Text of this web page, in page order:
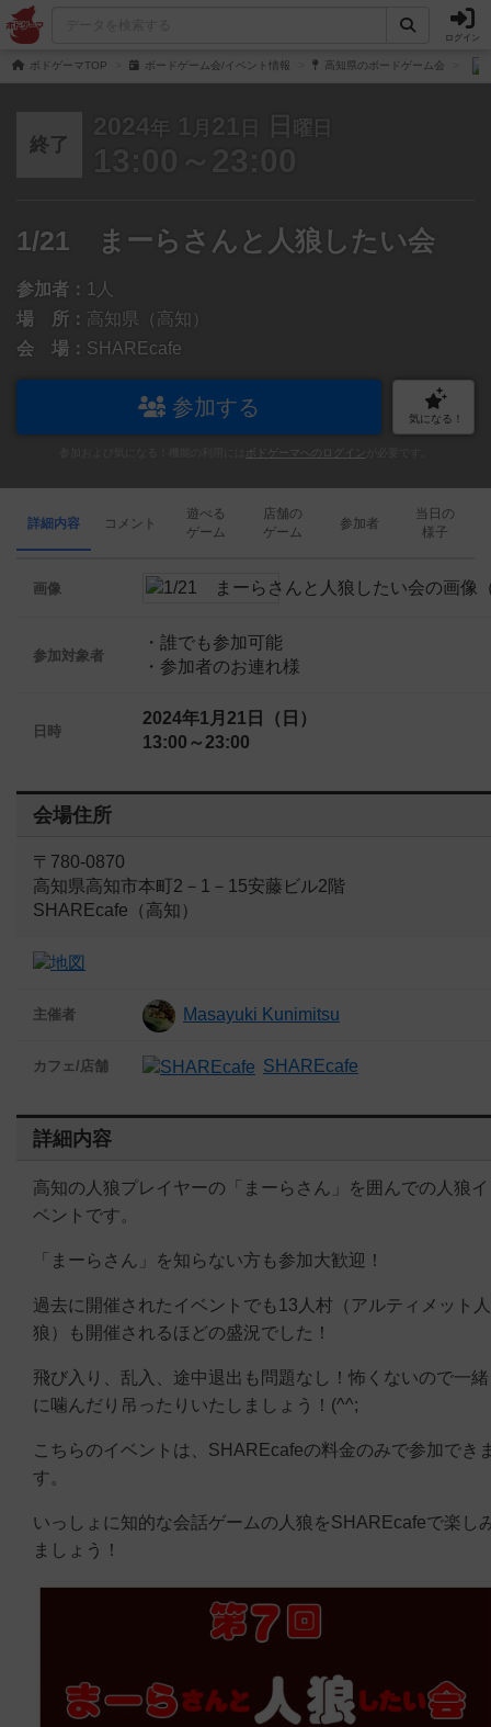
ログイン
ボドゲーマTOP ボードゲーム会/イベント情報 高知県のボードゲーム会
終了
2024年 1 月 21 日 日 曜日
13:00～23:00
1/21 まーらさんと人狼したい会
参加者： 1人
場 所： 高知県（高知）
会 場： SHAREcafe
参加する 気になる！
ボドゲーマへのログイン
詳細内容 コメント
遊べる
ゲーム
店舗の
ゲーム
参加者
当日の
様子
画像
参加対象者
・誰でも参加可能
・参加者のお連れ様
日時
2024年1月21日（日）
13:00～23:00
会場住所
〒780-0870
高知県高知市本町2－1－15安藤ビル2階
SHAREcafe（高知）
主催者 Masayuki Kunimitsu
カフェ/店舗 SHAREcafe
詳細内容
高知の人狼プレイヤーの「まーらさん」を囲んでの人狼イ
ベントです。
「まーらさん」を知らない方も参加大歓迎！
過去に開催されたイベントでも13人村（アルティメット人
狼）も開催されるほどの盛況でした！
飛び入り、乱入、途中退出も問題なし！怖くないので一緒
に噛んだり吊ったりいたしましょう！(^^;
こちらのイベントは、SHAREcafeの料金のみで参加でき
す。
いっしょに知的な会話ゲームの人狼をSHAREcafeで楽し
ましょう！